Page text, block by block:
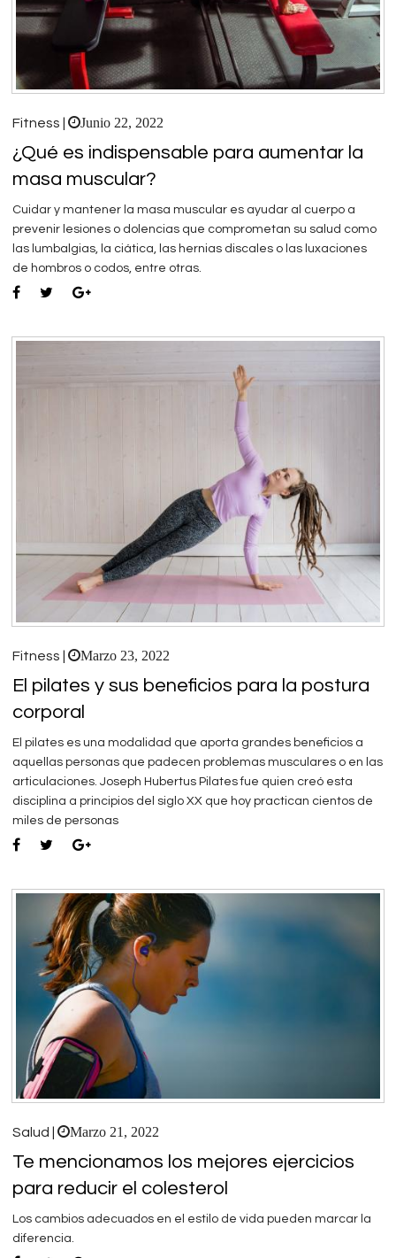
Fitness | Junio 22, 2022
¿Qué es indispensable para aumentar la
masa muscular?
Cuidar y mantener la masa muscular es ayudar al cuerpo a
prevenir lesiones o dolencias que comprometan su salud como
las lumbalgias, la ciática, las hernias discales o las luxaciones
de hombros o codos, entre otras.
Fitness | Marzo 23, 2022
El pilates y sus beneficios para la postura
corporal
El pilates es una modalidad que aporta grandes beneficios a
aquellas personas que padecen problemas musculares o en las
articulaciones. Joseph Hubertus Pilates fue quien creó esta
disciplina a principios del siglo XX que hoy practican cientos de
miles de personas
Salud | Marzo 21, 2022
Te mencionamos los mejores ejercicios
para reducir el colesterol
Los cambios adecuados en el estilo de vida pueden marcar la
diferencia.